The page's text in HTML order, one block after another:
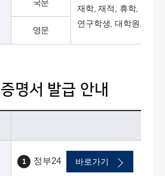
국문
재학, 재적, 휴학, 학위
연구학생, 대학원교육
영문
명서 발급 안내
1 정부24 바로가기